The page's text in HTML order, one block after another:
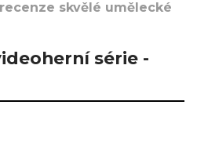
skvělé umělecké
série -